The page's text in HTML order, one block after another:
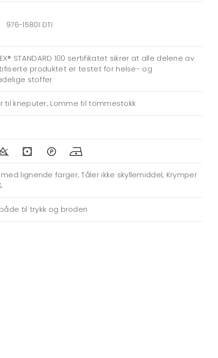
976-15801 DTI
STANDARD 100 sertifikatet sikrer at alle delene av
produktet er testet for helse- og
stoffer
til kneputer, Lomme til tommestokk
lignende farger, Tåler ikke skyllemiddel, Krymper
til trykk og broderi